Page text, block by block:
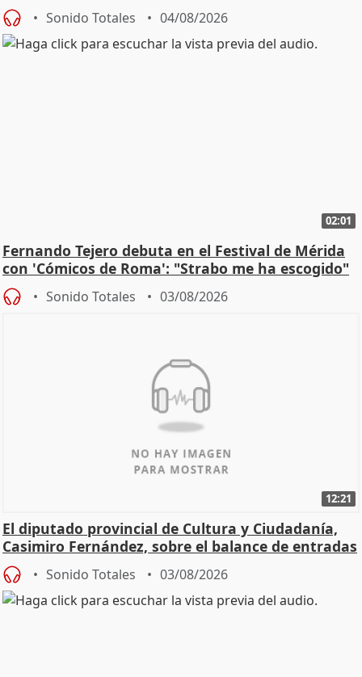
Sonido Totales 04/08/2026
02:01
Fernando Tejero debuta en el Festival de Mérida
con 'Cómicos de Roma': "Strabo me ha escogido"
Sonido Totales 03/08/2026
12:21
El diputado provincial de Cultura y Ciudadanía,
Casimiro Fernández, sobre el balance de entradas
Sonido Totales 03/08/2026